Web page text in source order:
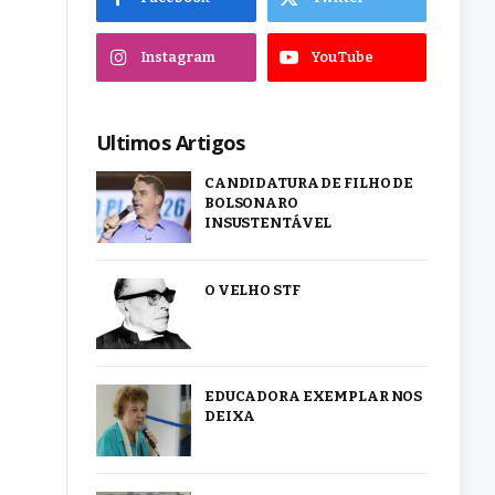
Instagram YouTube
Ultimos Artigos
CANDIDATURA DE FILHO DE
BOLSONARO
INSUSTENTÁVEL
O VELHO STF
EDUCADORA EXEMPLAR NOS
DEIXA